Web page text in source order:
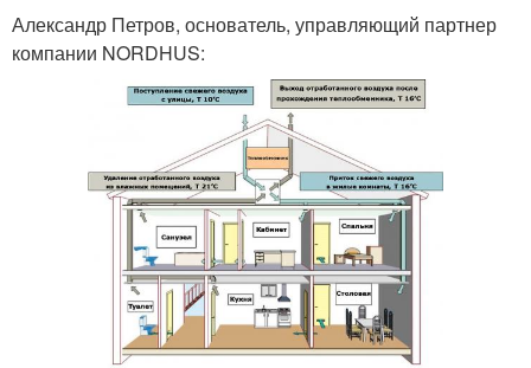
Александр Петров, основатель, управляющий партнер
компании NORDHUS: